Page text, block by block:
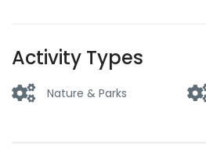
Activity Types
Nature & Parks